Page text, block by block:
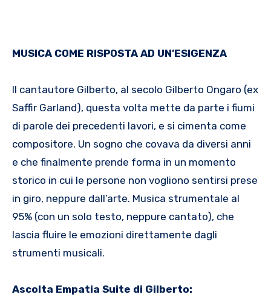
MUSICA COME RISPOSTA AD UN’ESIGENZA
Il cantautore Gilberto, al secolo Gilberto Ongaro (ex
Saffir Garland), questa volta mette da parte i fiumi
di parole dei precedenti lavori, e si cimenta come
compositore. Un sogno che covava da diversi anni
e che finalmente prende forma in un momento
storico in cui le persone non vogliono sentirsi prese
in giro, neppure dall’arte. Musica strumentale al
95% (con un solo testo, neppure cantato), che
lascia fluire le emozioni direttamente dagli
strumenti musicali.
Ascolta Empatia Suite di Gilberto: